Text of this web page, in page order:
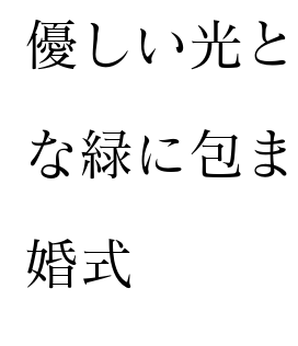
優しい光
な緑に包
婚式